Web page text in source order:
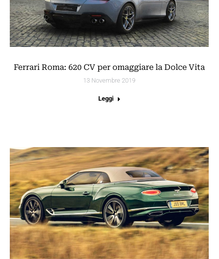
Ferrari Roma: 620 CV per omaggiare la Dolce Vita
13 Novembre 2019
Leggi